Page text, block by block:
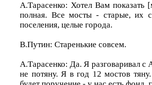
А.Тарасенко: Хотел Вам показать
полная. Все мосты - старые, их
поселения, целые города.
В.Путин: Старенькие совсем.
А.Тарасенко: Да. Я разговаривал
не потяну. Я в год 12 мостов